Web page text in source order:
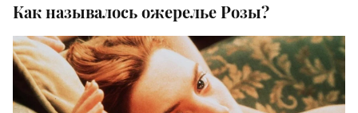
Как называлось ожерелье Розы?